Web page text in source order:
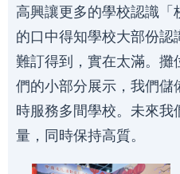
高興讓更多的學校認識
的口中得知學校大部份
難訂得到，實在太滿。
們的小部分展示，我們儲
時服務多間學校。未來
量，同時保持高質。